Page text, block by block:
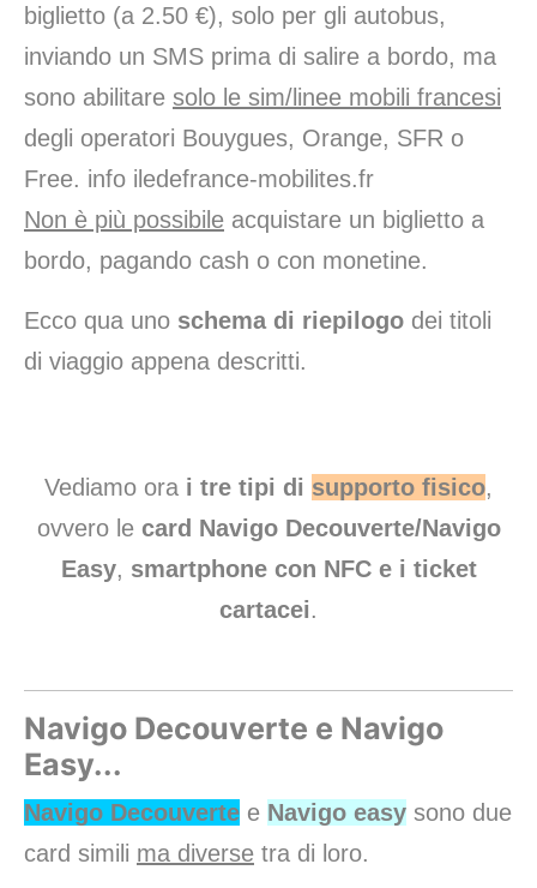
biglietto (a 2.50 €), solo per gli autobus,
inviando un SMS prima di salire a bordo, ma
sono abilitare solo le sim/linee mobili francesi
degli operatori Bouygues, Orange, SFR o
Free. info iledefrance-mobilites.fr
Non è più possibile acquistare un biglietto a
bordo, pagando cash o con monetine.
Ecco qua uno schema di riepilogo dei titoli
di viaggio appena descritti.
Vediamo ora i tre tipi di supporto fisico,
ovvero le card Navigo Decouverte/Navigo
Easy, smartphone con NFC e i ticket
cartacei.
Navigo Decouverte e Navigo
Easy...
Navigo Decouverte e Navigo easy sono due
card simili ma diverse tra di loro.